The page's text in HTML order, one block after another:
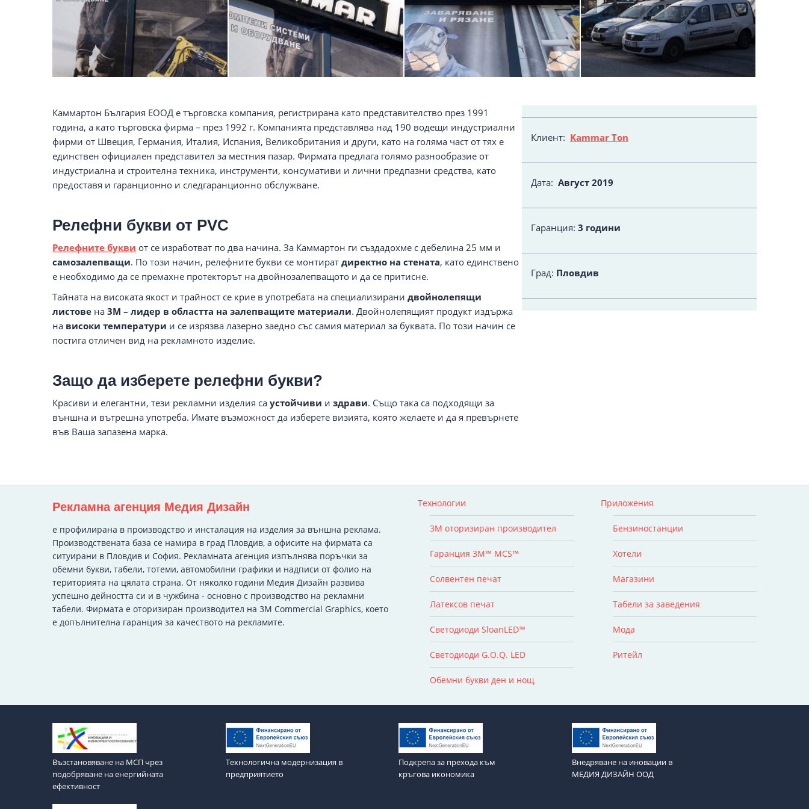
Каммартон България ЕООД е търговска компания, регистрирана като представителство през 1991
година, а като търговска фирма – през 1992 г. Компанията представлява над 190 водещи индустриални
фирми от Швеция, Германия, Италия, Испания, Великобритания и други, като на голяма част от тях е
единствен официален представител за местния пазар. Фирмата предлага голямо разнообразие от
индустриална и строителна техника, инструменти, консумативи и лични предпазни средства, като
предоставя и гаранционно и следгаранционно обслужване.
Релефни букви от PVC
Релефните букви от се изработват по два начина. За Каммартон ги създадохме с дебелина 25 мм и
самозалепващи. По този начин, релефните букви се монтират директно на стената, като единствено
е необходимо да се премахне протекторът на двойнозалепващото и да се притисне.
Тайната на високата якост и трайност се крие в употребата на специализирани двойнолепящи
листове на 3M – лидер в областта на залепващите материали. Двойнолепящият продукт издържа
на високи температури и се изрязва лазерно заедно със самия материал за буквата. По този начин се
постига отличен вид на рекламното изделие.
Защо да изберете релефни букви?
Красиви и елегантни, тези рекламни изделия са устойчиви и здрави. Също така са подходящи за
външна и вътрешна употреба. Имате възможност да изберете визията, която желаете и да я превърнете
във Ваша запазена марка.
Клиент: Kammar Ton
Дата: Август 2019
Гаранция: 3 години
Град: Пловдив
Рекламна агенция Медия Дизайн
e профилирана в производство и инсталация на изделия за външна реклама.
Производствената база се намира в град Пловдив, а офисите на фирмата са
ситуирани в Пловдив и София. Рекламната агенция изпълнява поръчки за
обемни букви, табели, тотеми, автомобилни графики и надписи от фолио на
територията на цялата страна. От няколко години Медия Дизайн развива
успешно дейността си и в чужбина - основно с производство на рекламни
табели. Фирмата е оторизиран производител на 3M Commercial Graphics, което
е допълнителна гаранция за качеството на рекламите.
Технологии
3M оторизиран производител
Гаранция 3M™ MCS™
Солвентен печат
Латексов печат
Светодиоди SloanLED™
Светодиоди G.O.Q. LED
Обемни букви ден и нощ
Приложения
Бензиностанции
Хотели
Магазини
Табели за заведения
Мода
Ритейл
Възстановяване на МСП чрез
подобряване на енергийната
ефективност
Технологична модернизация в
предприятието
Подкрепа за прехода към
кръгова икономика
Внедряване на иновации в
МЕДИЯ ДИЗАЙН ООД